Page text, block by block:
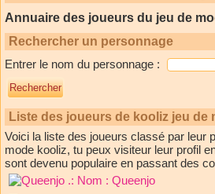
Annuaire des joueurs du jeu de
Rechercher un personnage
Entrer le nom du personnage :
Liste des joueurs de kooliz jeu de
Voici la liste des joueurs classé par leur
mode kooliz, tu peux visiteur leur profil
sont devenu populaire en passant des
.: Nom : Queenjo